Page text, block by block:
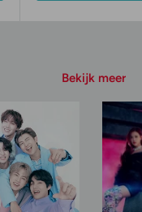
Bekijk meer